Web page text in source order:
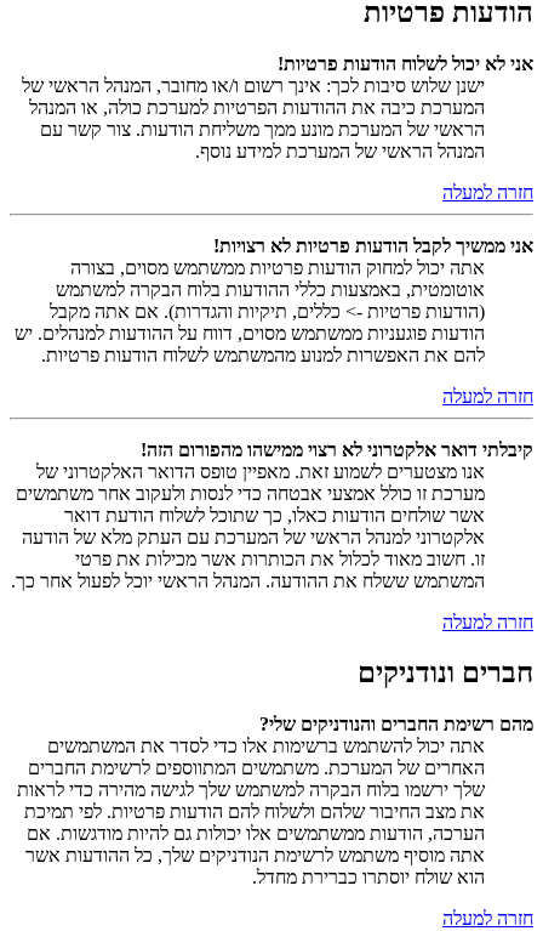
הודעות פרטיות
אני לא יכול לשלוח הודעות פרטיות!
ישנן שלוש סיבות לכך: אינך רשום ו/או מחובר, המנהל הראשי של
המערכת כיבה את ההודעות הפרטיות למערכת כולה, או המנהל
הראשי של המערכת מונע ממך משליחת הודעות. צור קשר עם
המנהל הראשי של המערכת למידע נוסף.
חזרה למעלה
אני ממשיך לקבל הודעות פרטיות לא רצויות!
אתה יכול למחוק הודעות פרטיות ממשתמש מסוים, בצורה
אוטומטית, באמצעות כללי ההודעות בלוח הבקרה למשתמש
(הודעות פרטיות -> כללים, תיקיות והגדרות). אם אתה מקבל
הודעות פוגעניות ממשתמש מסוים, דווח על ההודעות למנהלים. יש
להם את האפשרות למנוע מהמשתמש לשלוח הודעות פרטיות.
חזרה למעלה
קיבלתי דואר אלקטרוני לא רצוי ממישהו מהפורום הזה!
אנו מצטערים לשמוע זאת. מאפיין טופס הדואר האלקטרוני של
מערכת זו כולל אמצעי אבטחה כדי לנסות ולעקוב אחר משתמשים
אשר שולחים הודעות כאלו, כך שתוכל לשלוח הודעת דואר
אלקטרוני למנהל הראשי של המערכת עם העתק מלא של הודעה
זו. חשוב מאוד לכלול את הכותרות אשר מכילות את פרטי
המשתמש ששלח את ההודעה. המנהל הראשי יוכל לפעול אחר כך.
חזרה למעלה
חברים ונודניקים
מהם רשימת החברים והנודניקים שלי?
אתה יכול להשתמש ברשימות אלו כדי לסדר את המשתמשים
האחרים של המערכת. משתמשים המתווספים לרשימת החברים
שלך ירשמו בלוח הבקרה למשתמש שלך לגישה מהירה כדי לראות
את מצב החיבור שלהם ולשלוח להם הודעות פרטיות. לפי תמיכת
הערכה, הודעות ממשתמשים אלו יכולות גם להיות מודגשות. אם
אתה מוסיף משתמש לרשימת הנודניקים שלך, כל ההודעות אשר
הוא שולח יוסתרו כברירת מחדל.
חזרה למעלה